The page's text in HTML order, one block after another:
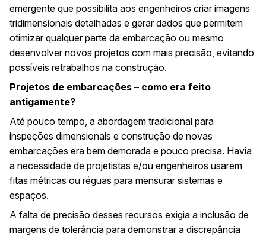
emergente que possibilita aos engenheiros criar imagens
tridimensionais detalhadas e gerar dados que permitem
otimizar qualquer parte da embarcação ou mesmo
desenvolver novos projetos com mais precisão, evitando
possíveis retrabalhos na construção.
Projetos de embarcações – como era feito
antigamente?
Até pouco tempo, a abordagem tradicional para
inspeções dimensionais e construção de novas
embarcações era bem demorada e pouco precisa. Havia
a necessidade de projetistas e/ou engenheiros usarem
fitas métricas ou réguas para mensurar sistemas e
espaços.
A falta de precisão desses recursos exigia a inclusão de
margens de tolerância para demonstrar a discrepância